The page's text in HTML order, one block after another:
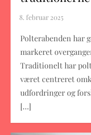
Polterabenden har
markeret
Traditionelt har
været centreret
udfordringer og
[…]